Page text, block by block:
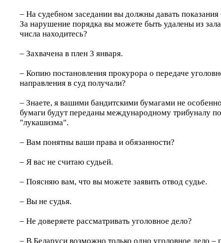
– На судебном заседании вы должны давать показания
За нарушение порядка вы можете быть удалены из
числа находитесь?
– Захвачена в плен 3 января.
– Копию постановления прокурора о передаче
направления в суд получали?
– Знаете, я вашими бандитскими бумагами не
бумаги будут переданы международному трибуналу
"лукашизма".
– Вам понятны ваши права и обязанности?
– Я вас не считаю судьей.
– Поясняю вам, что вы можете заявить отвод судье.
– Вы не судья.
– Не доверяете рассматривать уголовное дело?
– В Беларуси возможно только одно уголовное дело –